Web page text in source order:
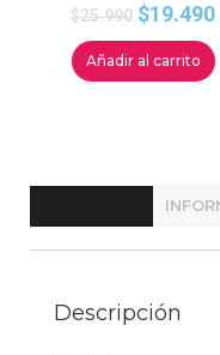
$25.990 $19.490
Añadir al carrito
Descripción